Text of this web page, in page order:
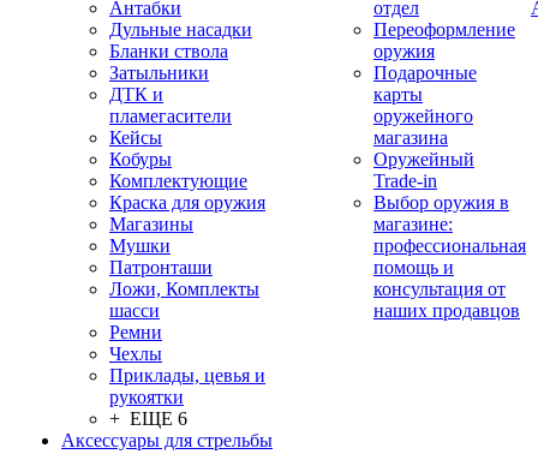
Антабки
Дульные насадки
Бланки ствола
Затыльники
ДТК и
пламегасители
Кейсы
Кобуры
Комплектующие
Краска для оружия
Магазины
Мушки
Патронташи
Ложи, Комплекты
шасси
Ремни
Чехлы
Приклады, цевья и
рукоятки
+ ЕЩЕ 6
Аксессуары для стрельбы
отдел
Переоформление
оружия
Подарочные
карты
оружейного
магазина
Оружейный
Trade-in
Выбор оружия в
магазине:
профессиональная
помощь и
консультация от
наших продавцов